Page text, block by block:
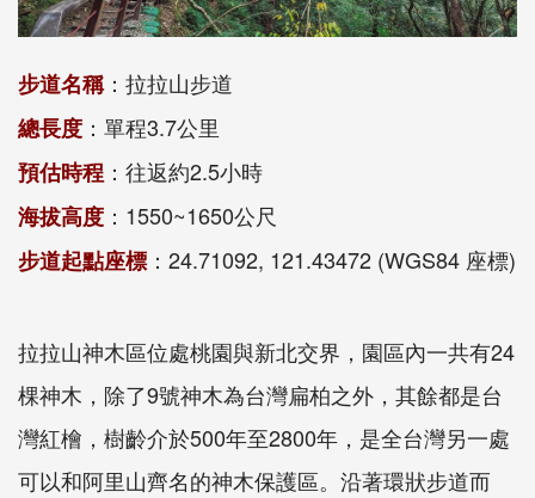
步道名稱：拉拉山步道
總長度 ：單程3.7公里
預估時程 ：往返約2.5小時
海拔高度 ：1550~1650公尺
步道起點座標 ：24.71092, 121.43472 (WGS84 座標)
拉拉山神木區位處桃園與新北交界，園區內一共有24
棵神木，除了9號神木為台灣扁柏之外，其餘都是台
灣紅檜，樹齡介於500年至2800年，是全台灣另一處
可以和阿里山齊名的神木保護區。沿著環狀步道而